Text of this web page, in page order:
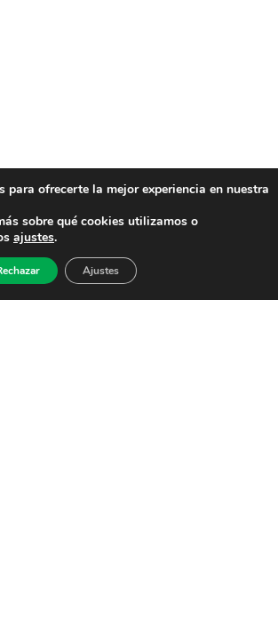
para ofrecerte la mejor experiencia en nuestra
sobre qué cookies utilizamos o
ajustes.
Ajustes